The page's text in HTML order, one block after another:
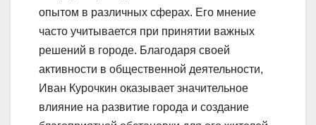
опытом в различных сферах. Его мнение
часто учитывается при принятии важных
решений в городе. Благодаря своей
активности в общественной деятельности,
Иван Курочкин оказывает значительное
влияние на развитие города и создание